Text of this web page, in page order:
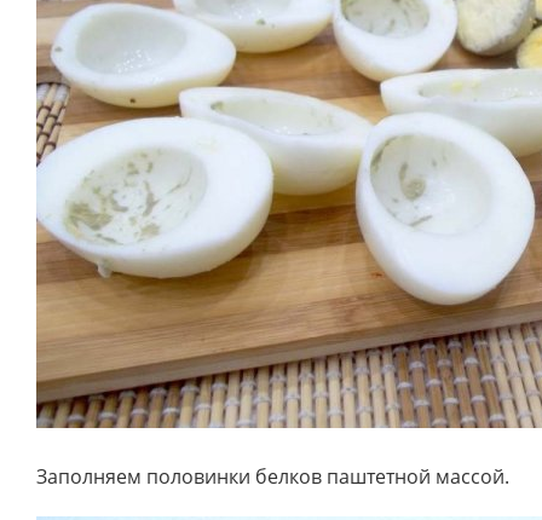
Заполняем половинки белков паштетной массой.